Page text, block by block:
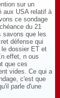
sur un
aux USA relatif à
ce sondage
du 21
savons que les
défense qui
dossier ET et
effet, n ous
que ces
vides. Ce qui a
c'est que
parle d'une